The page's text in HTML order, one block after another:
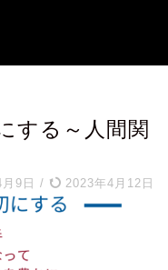
する～人間関
9日 / 2023年4月12日